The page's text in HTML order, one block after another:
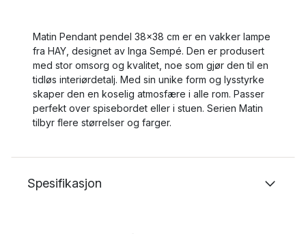
Matin Pendant pendel 38x38 cm er en vakker lampe
fra HAY, designet av Inga Sempé. Den er produsert
med stor omsorg og kvalitet, noe som gjør den til en
tidløs interiørdetalj. Med sin unike form og lysstyrke
skaper den en koselig atmosfære i alle rom. Passer
perfekt over spisebordet eller i stuen. Serien Matin
tilbyr flere størrelser og farger.
Spesifikasjon